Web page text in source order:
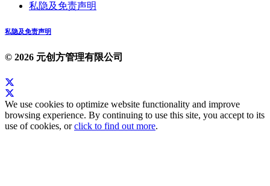
私隐及免责声明
私隐及免责声明
© 2026 元创方管理有限公司
We use cookies to optimize website functionality and improve
browsing experience. By continuing to use this site, you accept to its
use of cookies, orclick to find out more.